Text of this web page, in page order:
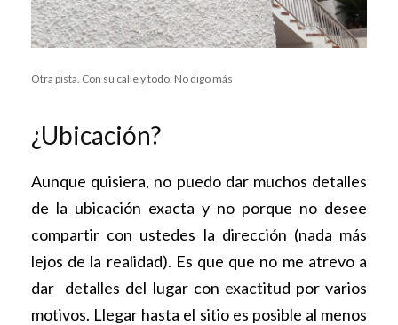
Otra pista. Con su calle y todo. No digo más
¿Ubicación?
Aunque quisiera, no puedo dar muchos detalles
de la ubicación exacta y no porque no desee
compartir con ustedes la dirección (nada más
lejos de la realidad). Es que que no me atrevo a
dar detalles del lugar con exactitud por varios
motivos. Llegar hasta el sitio es posible al menos